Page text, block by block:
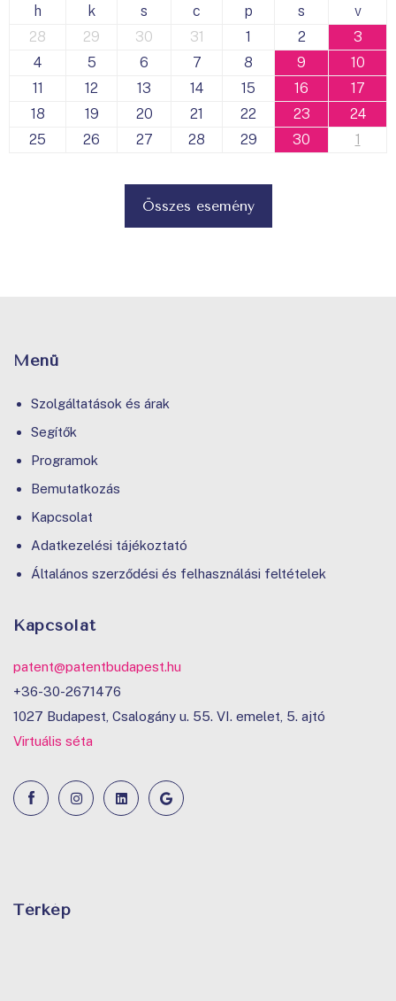
h k s c p s
v
28
29 30 31 1 2
3
4
5 6 7 8 9
10
11
12 13 14 15 16
17
18
19 20 21 22 23
24
25
26 27 28 29 30 1
Összes esemény
Menü
Szolgáltatások és árak
Segítők
Programok
Bemutatkozás
Kapcsolat
Adatkezelési tájékoztató
Általános szerződési és felhasználási feltételek
Kapcsolat
patent@patentbudapest.hu
+36-30-2671476
1027 Budapest, Csalogány u. 55. VI. emelet, 5. ajtó
Virtuális séta
Térkép